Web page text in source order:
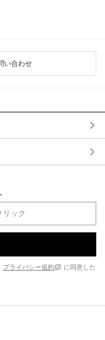
い合わせ
プライバシー規約
に同意した